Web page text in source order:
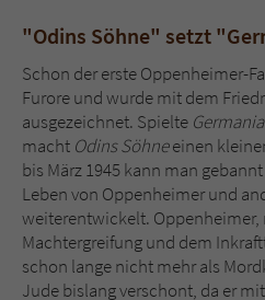
"Odins Söhne" setzt
Schon der erste Oppenheimer-
Furore und wurde mit dem
ausgezeichnet. Spielte Germania
macht Odins Söhneeinen
bis März 1945 kann man
Leben von Oppenheimer und
weiterentwickelt. Oppenheimer,
Machtergreifung und dem
schon lange nicht mehr als
Jude bislang verschont, da er